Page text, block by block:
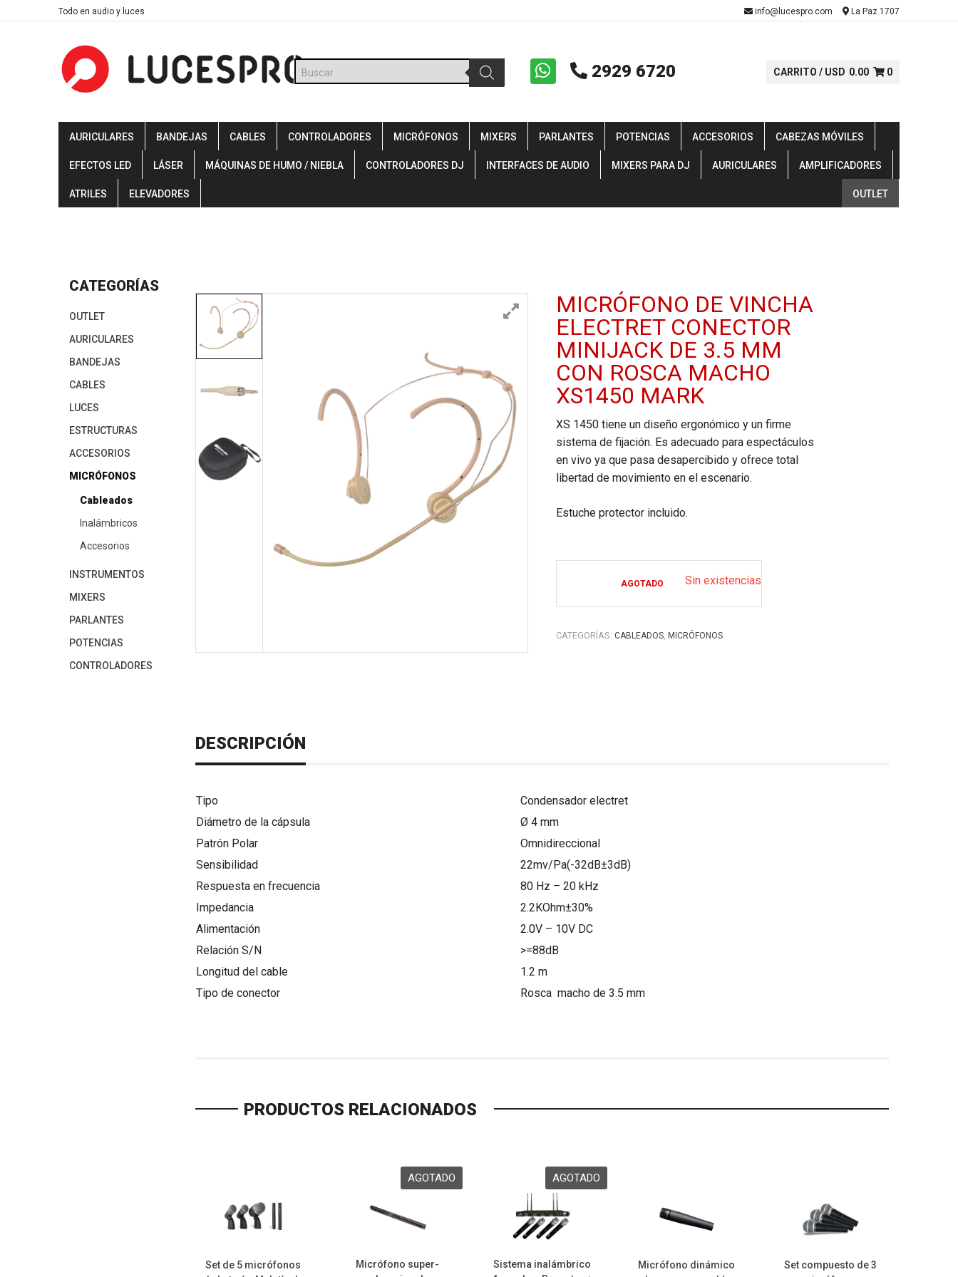
to
Todo en audio y luces info@lucespro.com La Paz 1707
Búsqueda
de
productos
2929 6720 CARRITO / USD 0.00 0
AURICULARES BANDEJAS CABLES CONTROLADORES MICRÓFONOS MIXERS PARLANTES POTENCIAS ACCESORIOS CABEZAS MÓVILES
EFECTOS LED LÁSER MÁQUINAS DE HUMO / NIEBLA CONTROLADORES DJ INTERFACES DE AUDIO MIXERS PARA DJ AURICULARES AMPLIFICADORES
ATRILES ELEVADORES OUTLET
MICRÓFONO DE VINCHA
ELECTRET CONECTOR
MINIJACK DE 3.5 MM
CON ROSCA MACHO
XS1450 MARK
XS 1450 tiene un diseño ergonómico y un firme
sistema de fijación. Es adecuado para espectáculos
en vivo ya que pasa desapercibido y ofrece total
libertad de movimiento en el escenario.
Estuche protector incluido.
AGOTADO Sin existencias
CATEGORÍAS: CABLEADOS, MICRÓFONOS
DESCRIPCIÓN
Tipo
Condensador electret
Diámetro de la cápsula
Ø 4 mm
Patrón Polar
Omnidireccional
Sensibilidad
22mv/Pa(-32dB±3dB)
Respuesta en frecuencia
80 Hz – 20 kHz
Impedancia
2.2KOhm±30%
Alimentación
2.0V – 10V DC
Relación S/N
>=88dB
Longitud del cable
1.2 m
Tipo de conector
Rosca macho de 3.5 mm
PRODUCTOS RELACIONADOS
Set de 5 micrófonos
Micrófono super-
Sistema inalámbrico
Micrófono dinámico
Set compuesto de 3
CATEGORÍAS
OUTLET
AURICULARES
BANDEJAS
CABLES
LUCES
ESTRUCTURAS
ACCESORIOS
MICRÓFONOS
Cableados
Inalámbricos
Accesorios
INSTRUMENTOS
MIXERS
PARLANTES
POTENCIAS
CONTROLADORES